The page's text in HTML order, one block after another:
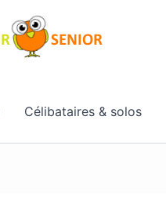
Célibataires & solos